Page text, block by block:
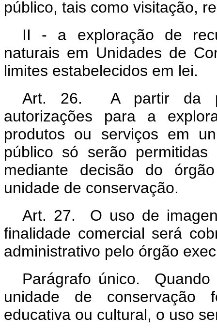
público, tais como visitação,
II - a exploração de
naturais em Unidades de
limites estabelecidos em lei.
Art. 26. A partir da
autorizações para a
produtos ou serviços em
público só serão
mediante decisão do
unidade de conservação.
Art. 27. O uso de
finalidade comercial será
administrativo pelo órgão
Parágrafo único.
unidade de conservação
educativa ou cultural, o uso